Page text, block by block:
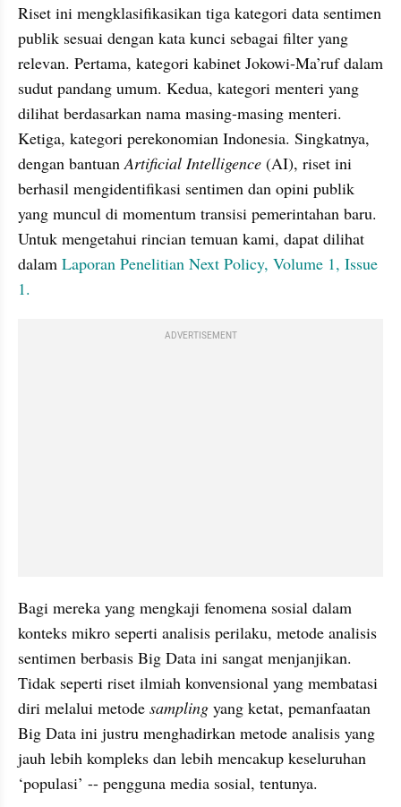
Riset ini mengklasifikasikan tiga kategori data sentimen
publik sesuai dengan kata kunci sebagai filter yang
relevan. Pertama, kategori kabinet Jokowi-Ma’ruf dalam
sudut pandang umum. Kedua, kategori menteri yang
dilihat berdasarkan nama masing-masing menteri.
Ketiga, kategori perekonomian Indonesia. Singkatnya,
dengan bantuan Artificial Intelligence (AI), riset ini
berhasil mengidentifikasi sentimen dan opini publik
yang muncul di momentum transisi pemerintahan baru.
Untuk mengetahui rincian temuan kami, dapat dilihat
dalam Laporan Penelitian Next Policy, Volume 1, Issue
1.
ADVERTISEMENT
Bagi mereka yang mengkaji fenomena sosial dalam
konteks mikro seperti analisis perilaku, metode analisis
sentimen berbasis Big Data ini sangat menjanjikan.
Tidak seperti riset ilmiah konvensional yang membatasi
diri melalui metode sampling yang ketat, pemanfaatan
Big Data ini justru menghadirkan metode analisis yang
jauh lebih kompleks dan lebih mencakup keseluruhan
‘populasi’ -- pengguna media sosial, tentunya.